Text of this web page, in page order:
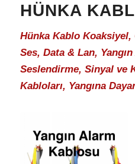
HÜNKA
Hünka Kablo
Ses, Data & Lan,
Seslendirme, Sinyal ve
Kabloları, Yangına